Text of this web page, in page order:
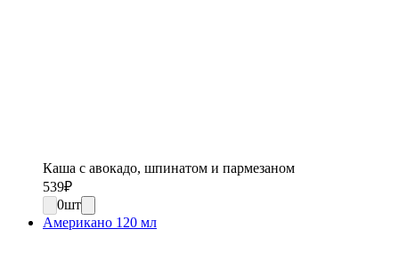
Каша с авокадо, шпинатом и пармезаном
539₽
0шт
Американо 120 мл